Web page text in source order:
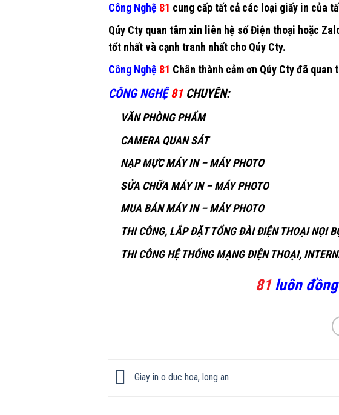
Công Nghệ81 cung cấp tất cả các loại giấy in của
Qúy Cty quan tâm xin liên hệ số Điện thoại hoặc
tốt nhất và cạnh tranh nhất cho Qúy Cty.
Công Nghệ 81 Chân thành cảm ơn Qúy Cty đã
CÔNG NGHỆ 81 CHUYÊN:
VĂN PHÒNG PHẨM
CAMERA QUAN SÁT
NẠP MỰC MÁY IN – MÁY PHOTO
SỬA CHỮA MÁY IN – MÁY PHOTO
MUA BÁN MÁY IN – MÁY PHOTO
THI CÔNG, LẮP ĐẶT TỔNG ĐÀI ĐIỆN THOẠI NỌI
THI CÔNG HỆ THỐNG MẠNG ĐIỆN THOẠI,
81 luôn
Giay in o duc hoa, long an